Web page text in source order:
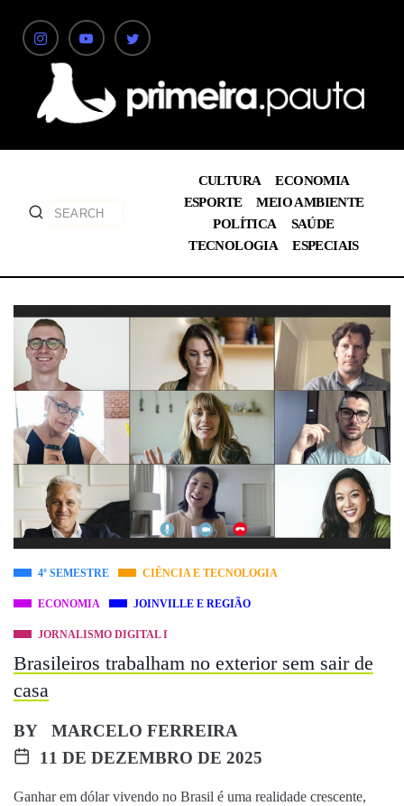
CULTURA
ECONOMIA
ESPORTE
MEIO AMBIENTE
POLÍTICA
SAÚDE
TECNOLOGIA
ESPECIAIS
4º SEMESTRE CIÊNCIA E TECNOLOGIA
ECONOMIA JOINVILLE E REGIÃO
JORNALISMO DIGITAL I
Brasileiros trabalham no exterior sem sair de
casa
BY
MARCELO FERREIRA
11 DE DEZEMBRO DE 2025
Ganhar em dólar vivendo no Brasil é uma realidade crescente,